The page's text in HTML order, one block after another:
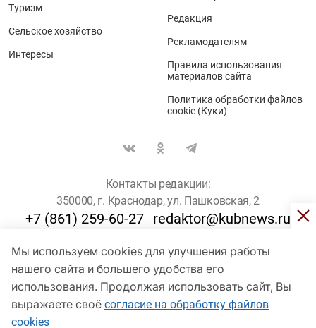
Мы используем cookies для улучшения работы
нашего сайта и большего удобства его
использования. Продолжая использовать сайт, Вы
выражаете своё согласие на обработку файлов
cookies
Туризм
Сельское хозяйство
Интересы
Редакция
Рекламодателям
Правила использования
материалов сайта
Политика обработки файлов
cookie (Куки)
Контакты редакции:
350000, г. Краснодар, ул. Пашковская, 2
+7 (861) 259-60-27 redaktor@kubnews.ru
Для пользователей старше 16 лет
© Кубанские Новости, 2017
Сетевое издание «kubnews» зарегистрировано Федеральной
службой по надзору в сфере связи, информационных технологий
и массовых коммуникаций (Роскомнадзор). Регистрационный